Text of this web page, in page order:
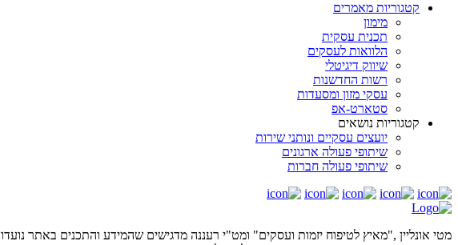
קטגוריות מאמרים
מימון
תכנית עסקית
הלוואות לעסקים
שיווק דיגיטלי
רשות החדשנות
עסקי מזון ומסעדות
סטארט-אפ
קטגוריות נושאים
יועצים עסקיים ונותני שירות
שיתופי פעולה ארגונים
שיתופי פעולה חברות
מטי אונליין ,"מאיץ לטיפוח יזמות ועסקים" ומט"י רעננה מדגישים שהמידע והתכנים באתר